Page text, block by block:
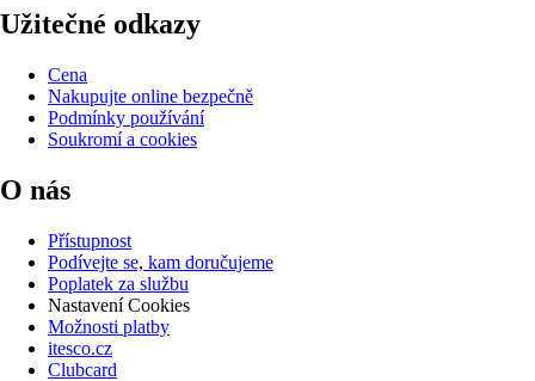
Užitečné odkazy
Cena
Nakupujte online bezpečně
Podmínky používání
Soukromí a cookies
O nás
Přístupnost
Podívejte se, kam doručujeme
Poplatek za službu
Nastavení Cookies
Možnosti platby
itesco.cz
Clubcard